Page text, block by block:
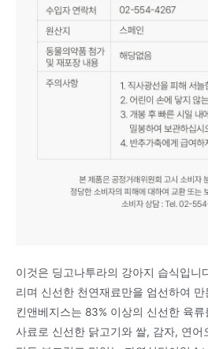
이것은 딩고나투라의 강아지 습식입니
리며 신선한 천연재료만을 엄선하여
킨앤베지스는 83% 이상의 신선한 육
사료로 신선한 닭고기와 쌀, 감자, 연어